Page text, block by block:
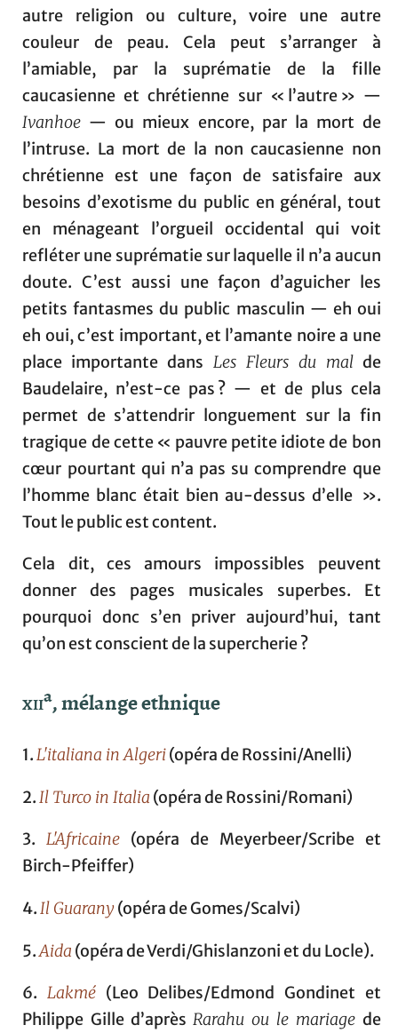
autre religion ou culture, voire une autre
couleur de peau. Cela peut s’arranger à
l’amiable, par la suprématie de la fille
caucasienne et chrétienne sur « l’autre » —
Ivanhoe — ou mieux encore, par la mort de
l’intruse. La mort de la non caucasienne non
chrétienne est une façon de satisfaire aux
besoins d’exotisme du public en général, tout
en ménageant l’orgueil occidental qui voit
refléter une suprématie sur laquelle il n’a aucun
doute. C’est aussi une façon d’aguicher les
petits fantasmes du public masculin — eh oui
eh oui, c’est important, et l’amante noire a une
place importante dans Les Fleurs du malde
Baudelaire, n’est-ce pas ? — et de plus cela
permet de s’attendrir longuement sur la fin
tragique de cette « pauvre petite idiote de bon
cœur pourtant qui n’a pas su comprendre que
l’homme blanc était bien au-dessus d’elle ».
Tout le public est content.
Cela dit, ces amours impossibles peuvent
donner des pages musicales superbes. Et
pourquoi donc s’en priver aujourd’hui, tant
qu’on est conscient de la supercherie ?
xiia, mélange ethnique
1.L'italiana in Algeri(opéra de Rossini/Anelli)
2.Il Turco in Italia (opéra de Rossini/Romani)
3. L'Africaine (opéra de Meyerbeer/Scribe et
Birch-Pfeiffer)
4. Il Guarany(opéra de Gomes/Scalvi)
5.Aida (opéra de Verdi/Ghislanzoni et du Locle).
6.Lakmé (Leo Delibes/Edmond Gondinet et
Philippe Gille d’après Rarahu ou le mariage de